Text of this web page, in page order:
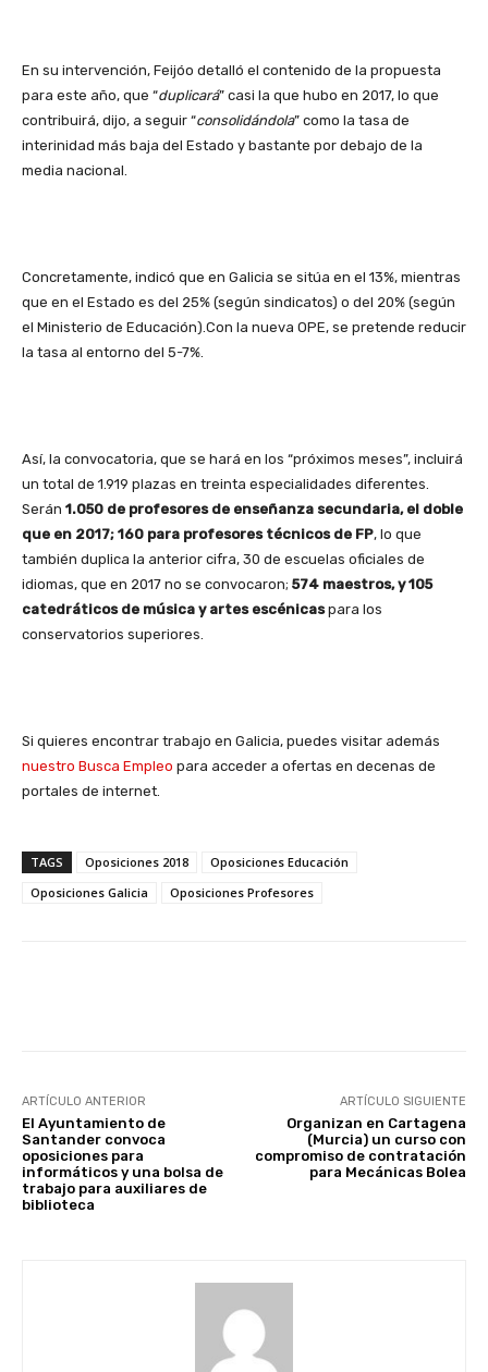
En su intervención, Feijóo detalló el contenido de la propuesta
para este año, que “duplicará” casi la que hubo en 2017, lo que
contribuirá, dijo, a seguir “consolidándola” como la tasa de
interinidad más baja del Estado y bastante por debajo de la
media nacional.
Concretamente, indicó que en Galicia se sitúa en el 13%, mientras
que en el Estado es del 25% (según sindicatos) o del 20% (según
el Ministerio de Educación).Con la nueva OPE, se pretende reducir
la tasa al entorno del 5-7%.
Así, la convocatoria, que se hará en los “próximos meses”, incluirá
un total de 1.919 plazas en treinta especialidades diferentes.
Serán 1.050 de profesores de enseñanza secundaria, el doble
que en 2017; 160 para profesores técnicos de FP, lo que
también duplica la anterior cifra, 30 de escuelas oficiales de
idiomas, que en 2017 no se convocaron; 574 maestros, y 105
catedráticos de música y artes escénicaspara los
conservatorios superiores.
Si quieres encontrar trabajo en Galicia, puedes visitar además
nuestro Busca Empleo para acceder a ofertas en decenas de
portales de internet.
TAGS Oposiciones 2018
Oposiciones Educación
Oposiciones Galicia
Oposiciones Profesores
ARTÍCULO ANTERIOR
El Ayuntamiento de
Santander convoca
oposiciones para
informáticos y una bolsa de
trabajo para auxiliares de
biblioteca
ARTÍCULO SIGUIENTE
Organizan en Cartagena
(Murcia) un curso con
compromiso de contratación
para Mecánicas Bolea